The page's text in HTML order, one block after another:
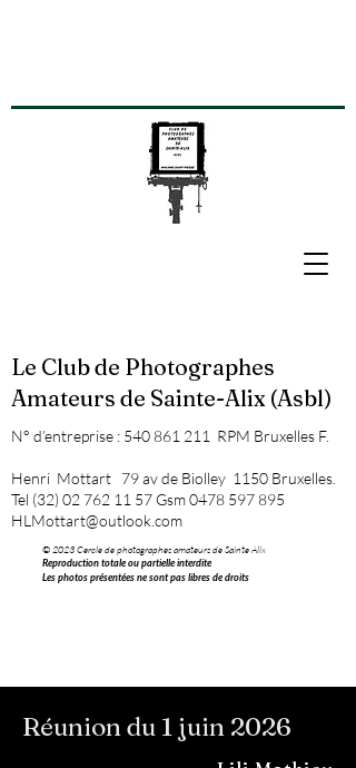
Le Club de Photographes
Amateurs de Sainte-Alix (Asbl)
© 2023 Cercle de photographes amateurs de Sainte Alix
Reproduction totale ou partielle interdite
Les photos présentées ne sont pas libres de droits
N° d’entreprise : 540 861 211 RPM Bruxelles F.
Henri Mottart 79 av de Biolley 1150 Bruxelles.
Tel (32) 02 762 11 57 Gsm0478 597 895
HLMottart@outlook.com
Réunion du 1 juin 2026